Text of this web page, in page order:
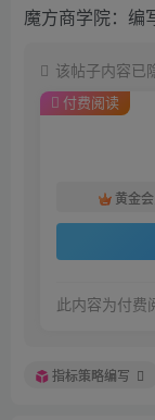
魔方商学院：编
该帖子内容已
付费阅读
黄金
此内容为付费
指标策略编写